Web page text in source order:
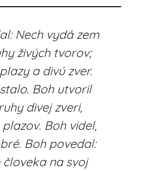
Nech vydá zem
živých tvorov;
a divú zver.
Boh utvoril
divej zveri,
Boh videl,
Boh povedal:
na svoj